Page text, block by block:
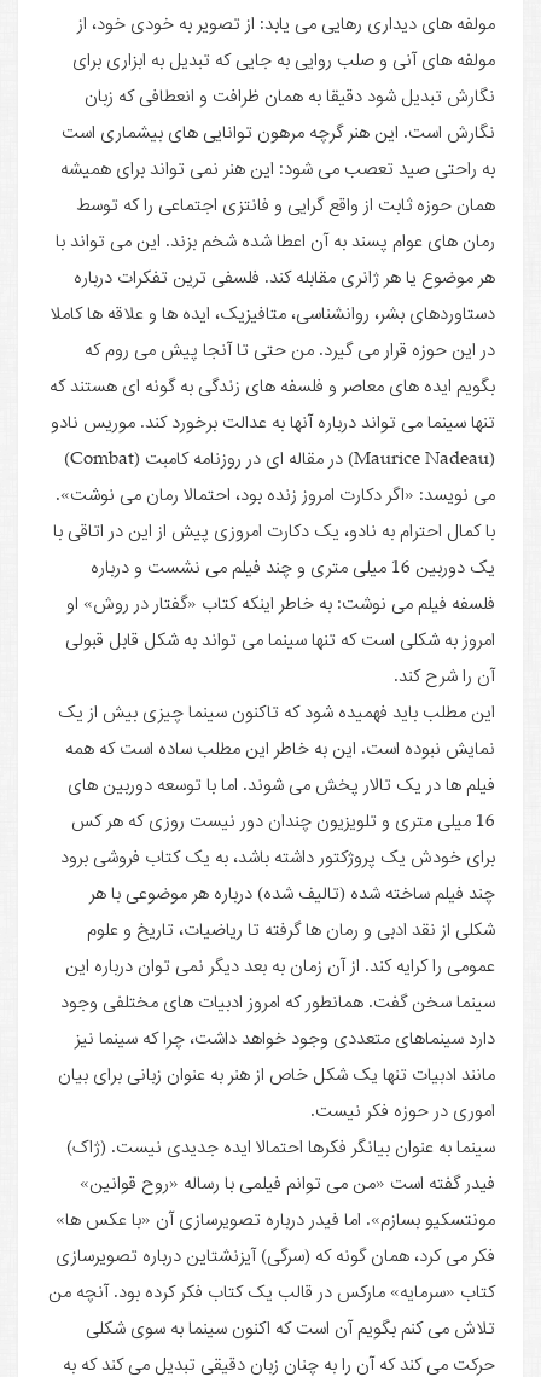
مولفه های دیداری رهایی می یابد: از تصویر به خودی خود، از
مولفه های آنی و صلب روایی به جایی که تبدیل به ابزاری برای
نگارش تبدیل شود دقیقا به همان ظرافت و انعطافی که زبان
نگارش است. این هنر گرچه مرهون توانایی های بیشماری است
به راحتی صید تعصب می شود: این هنر نمی تواند برای همیشه
همان حوزه ثابت از واقع گرایی و فانتزی اجتماعی را که توسط
رمان های عوام پسند به آن اعطا شده شخم بزند. این می تواند با
هر موضوع یا هر ژانری مقابله کند. فلسفی ترین تفکرات درباره
دستاوردهای بشر، روانشناسی، متافیزیک، ایده ها و علاقه ها کاملا
در این حوزه قرار می گیرد. من حتی تا آنجا پیش می روم که
بگویم ایده های معاصر و فلسفه های زندگی به گونه ای هستند که
تنها سینما می تواند درباره آنها به عدالت برخورد کند. موریس نادو
(Maurice Nadeau) در مقاله ای در روزنامه کامبت (Combat)
می نویسد: «اگر دکارت امروز زنده بود، احتمالا رمان می نوشت».
با کمال احترام به نادو، یک دکارت امروزی پیش از این در اتاقی با
یک دوربین 16 میلی متری و چند فیلم می نشست و درباره
فلسفه فیلم می نوشت: به خاطر اینکه کتاب «گفتار در روش» او
امروز به شکلی است که تنها سینما می تواند به شکل قابل قبولی
آن را شرح کند.
این مطلب باید فهمیده شود که تاکنون سینما چیزی بیش از یک
نمایش نبوده است. این به خاطر این مطلب ساده است که همه
فیلم ها در یک تالار پخش می شوند. اما با توسعه دوربین های
16 میلی متری و تلویزیون چندان دور نیست روزی که هر کس
برای خودش یک پروژکتور داشته باشد، به یک کتاب فروشی برود
چند فیلم ساخته شده (تالیف شده) درباره هر موضوعی با هر
شکلی از نقد ادبی و رمان ها گرفته تا ریاضیات، تاریخ و علوم
عمومی را کرایه کند. از آن زمان به بعد دیگر نمی توان درباره این
سینما سخن گفت. همانطور که امروز ادبیات های مختلفی وجود
دارد سینماهای متعددی وجود خواهد داشت، چرا که سینما نیز
مانند ادبیات تنها یک شکل خاص از هنر به عنوان زبانی برای بیان
اموری در حوزه فکر نیست.
سینما به عنوان بیانگر فکرها احتمالا ایده جدیدی نیست. (ژاک)
فیدر گفته است «من می توانم فیلمی با رساله «روح قوانین»
مونتسکیو بسازم». اما فیدر درباره تصویرسازی آن «با عکس ها»
فکر می کرد، همان گونه که (سرگی) آیزنشتاین درباره تصویرسازی
کتاب «سرمایه» مارکس در قالب یک کتاب فکر کرده بود. آنچه من
تلاش می کنم بگویم آن است که اکنون سینما به سوی شکلی
حرکت می کند که آن را به چنان زبان دقیقی تبدیل می کند که به